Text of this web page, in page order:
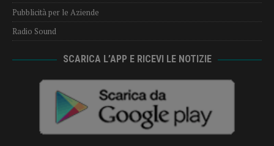
Pubblicità per le Aziende
Radio Sound
SCARICA L’APP E RICEVI LE NOTIZIE